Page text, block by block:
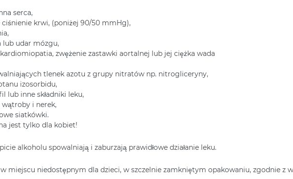
serca,
krwi, (poniżej 90/50 mmHg),
lub udar mózgu,
zwężenie zastawki aortalnej lub jej ciężka wada
tlenek azotu z grupy nitratów np. nitrogliceryny,
izosorbidu,
lub inne składniki leku,
i nerek,
siatkówki.
jest tylko dla kobiet!
alkoholu spowalniają i zaburzają prawidłowe działanie leku.
miejscu niedostępnym dla dzieci, w szczelnie zamkniętym opakowaniu, zgodnie z